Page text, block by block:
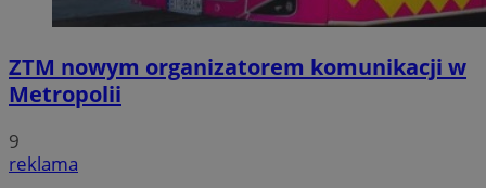
ZTM nowym organizatorem komunikacji w
Metropolii
9
reklama